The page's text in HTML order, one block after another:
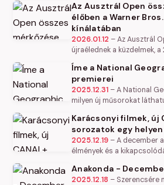
Az Ausztrál Open
élőben a Warner
kínálatában
2026.01.12 –Az Ausztrál
újraélednek a küzdelmek,
számára exkluzívan a
Íme a National
premierei
2025.12.31 –A National
milyen új műsorokat
sarktól az…
Karácsonyi filmek, új
sorozatok egy helyen
2025.12.19 –A december
élmények és a
hogy mindenki megtalálja
Anakonda -
2025.12.18 – Szerencsére